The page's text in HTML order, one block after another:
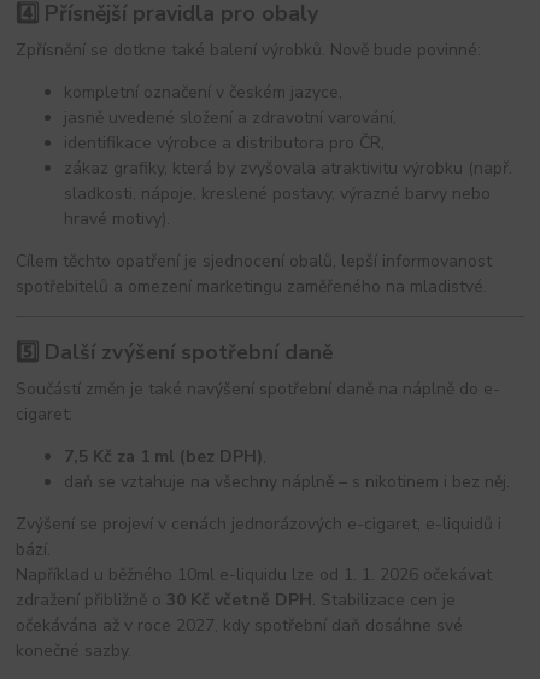
4️⃣ Přísnější pravidla pro obaly
Zpřísnění se dotkne také balení výrobků. Nově bude povinné:
kompletní označení v českém jazyce,
jasně uvedené složení a zdravotní varování,
identifikace výrobce a distributora pro ČR,
zákaz grafiky, která by zvyšovala atraktivitu výrobku (např.
sladkosti, nápoje, kreslené postavy, výrazné barvy nebo
hravé motivy).
Cílem těchto opatření je sjednocení obalů, lepší informovanost
spotřebitelů a omezení marketingu zaměřeného na mladistvé.
5️⃣ Další zvýšení spotřební daně
Součástí změn je také navýšení spotřební daně na náplně do e-
cigaret:
7,5 Kč za 1 ml (bez DPH),
daň se vztahuje na všechny náplně – s nikotinem i bez něj.
Zvýšení se projeví v cenách jednorázových e-cigaret, e-liquidů i
bází.
Například u běžného 10ml e-liquidu lze od 1. 1. 2026 očekávat
zdražení přibližně o 30 Kč včetně DPH. Stabilizace cen je
očekávána až v roce 2027, kdy spotřební daň dosáhne své
konečné sazby.